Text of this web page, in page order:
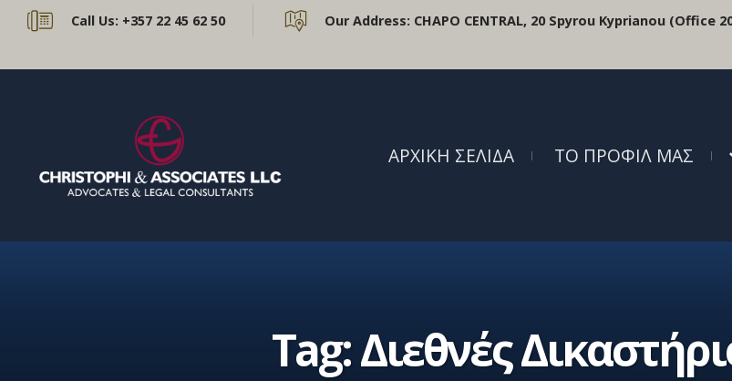
Call Us: +357 22 45 62 50 Our Address: CHAPO CENTRAL, 20 Spyrou Kyprianou (Office
ΑΡΧΙΚΗ ΣΕΛΙΔΑ ΤΟ ΠΡΟΦΙΛ ΜΑΣ
Tag:Διεθνές